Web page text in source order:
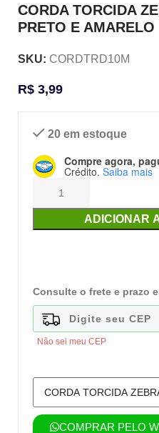
CORDA TORCIDA
PRETO E AMARELO
SKU: CORDTRD10M
R$ 3,99
20 em estoque
Compre agora,
Crédito. Saiba mais
ADICIONAR
Consulte o frete e prazo
Não sei meu CEP
COMPRAR PELO